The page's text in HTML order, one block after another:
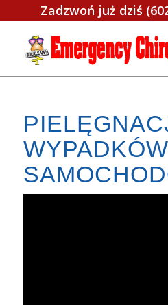
Zadzwoń już dziś
WYPADKÓW